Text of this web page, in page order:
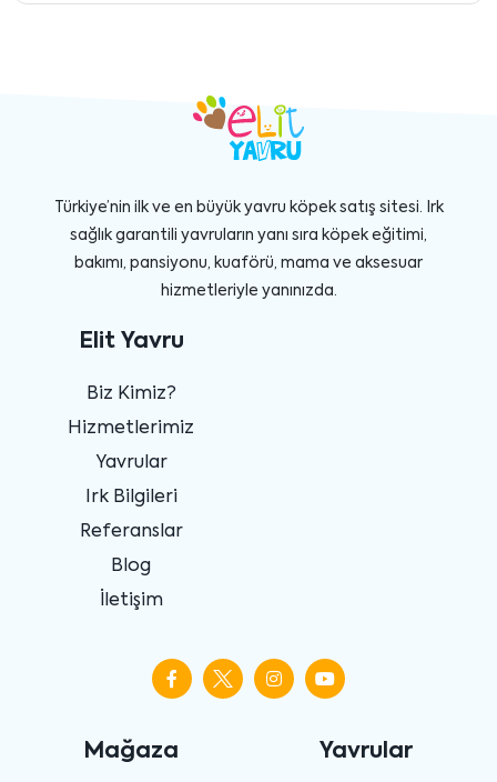
Türkiye’nin ilk ve en büyük yavru köpek satış sitesi. Irk
sağlık garantili yavruların yanı sıra köpek eğitimi,
bakımı, pansiyonu, kuaförü, mama ve aksesuar
hizmetleriyle yanınızda.
Elit Yavru
Biz Kimiz?
Hizmetlerimiz
Yavrular
Irk Bilgileri
Referanslar
Blog
İletişim
Mağaza Yavrular